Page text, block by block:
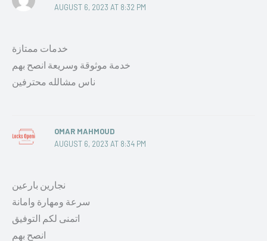
AUGUST 6, 2023 AT 8:32 PM
خدمات ممتازة
خدمة موثوقة وسريعة انصح بهم
ناس مشالله محترفين
OMAR MAHMOUD
AUGUST 6, 2023 AT 8:34 PM
نجارين بارعين
سرعة ومهارة وامانة
اتمنى لكم التوفيق
انصح بهم